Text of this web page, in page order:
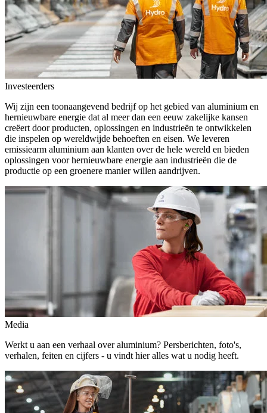
Investeerders
Wij zijn een toonaangevend bedrijf op het gebied van aluminium en
hernieuwbare energie dat al meer dan een eeuw zakelijke kansen
creëert door producten, oplossingen en industrieën te ontwikkelen
die inspelen op wereldwijde behoeften en eisen. We leveren
emissiearm aluminium aan klanten over de hele wereld en bieden
oplossingen voor hernieuwbare energie aan industrieën die de
productie op een groenere manier willen aandrijven.
Media
Werkt u aan een verhaal over aluminium? Persberichten, foto's,
verhalen, feiten en cijfers - u vindt hier alles wat u nodig heeft.